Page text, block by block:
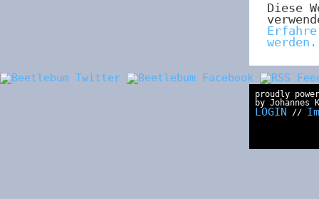
Diese
werden.
proudly
by Johannes
LOGIN //